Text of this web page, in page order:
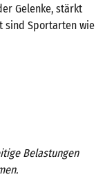
Gelenke, stärkt
sind Sportarten wie
Belastungen